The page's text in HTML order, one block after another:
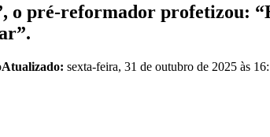
pré-reformador profetizou:
Atualizado: sexta-feira, 31 de outubro de 2025 às